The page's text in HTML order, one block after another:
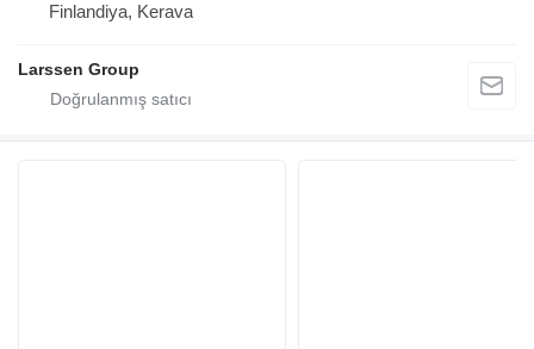
Finlandiya, Kerava
Larssen Group